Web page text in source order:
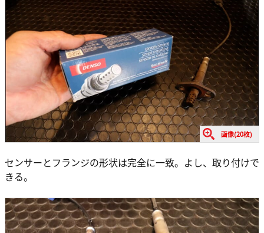
画像(20枚)
センサーとフランジの形状は完全に一致。よし、取り付けで
きる。